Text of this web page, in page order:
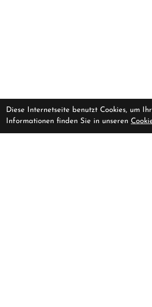
Diese Internetseite benutzt Cookies, um
Informationen finden Sie in unseren